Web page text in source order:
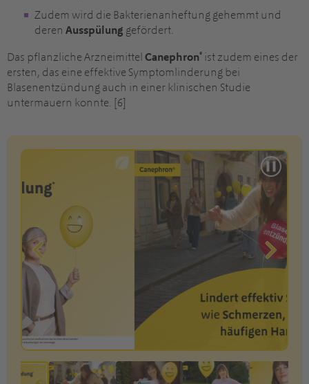
Zudem wird die Bakterienanheftung gehemmt und
deren Ausspülung gefördert.
Das pflanzliche Arzneimittel Canephron® ist zudem eines der
ersten, das eine effektive Symptomlinderung bei
Blasenentzündung auch in einer klinischen Studie
untermauern konnte. [6]